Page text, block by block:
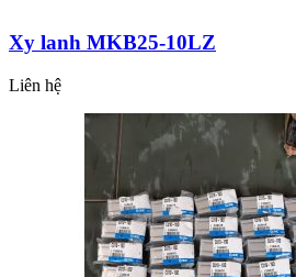
Xy lanh MKB25-10LZ
Liên hệ